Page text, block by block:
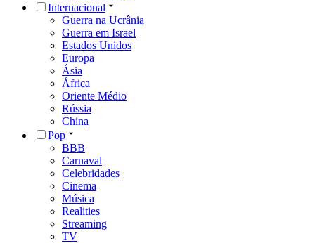
Internacional
Guerra na Ucrânia
Guerra em Israel
Estados Unidos
Europa
Ásia
África
Oriente Médio
Rússia
China
Pop
BBB
Carnaval
Celebridades
Cinema
Música
Realities
Streaming
TV